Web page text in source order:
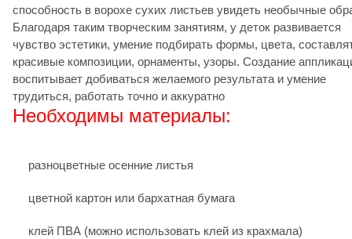
способность в ворохе сухих листьев увидеть необычные
Благодаря таким творческим занятиям, у деток развивается
чувство эстетики, умение подбирать формы, цвета,
красивые композиции, орнаменты, узоры. Создание
воспитывает добиваться желаемого результата и умение
трудиться, работать точно и аккуратно
Необходимы материалы:
разноцветные осенние листья
цветной картон или бархатная бумага
клей ПВА (можно использовать клей из крахмала)